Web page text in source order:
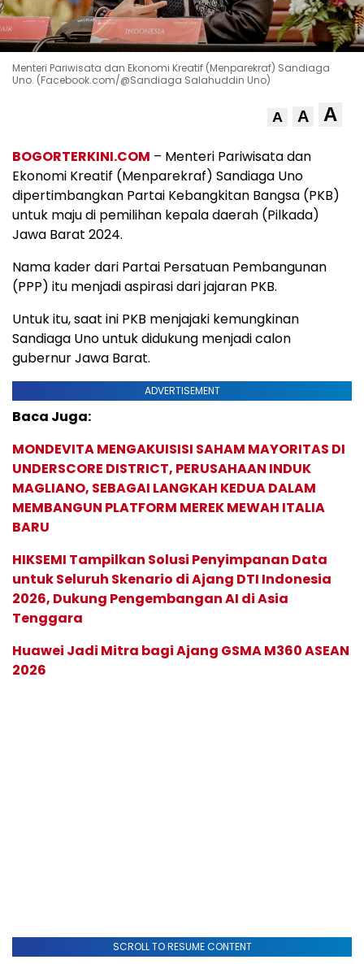
Menteri Pariwisata dan Ekonomi Kreatif (Menparekraf) Sandiaga
Uno. (Facebook.com/@Sandiaga Salahuddin Uno)
A A A
BOGORTERKINI.COM – Menteri Pariwisata dan
Ekonomi Kreatif (Menparekraf) Sandiaga Uno
dipertimbangkan Partai Kebangkitan Bangsa (PKB)
untuk maju di pemilihan kepala daerah (Pilkada)
Jawa Barat 2024.
Nama kader dari Partai Persatuan Pembangunan
(PPP) itu menjadi aspirasi dari jajaran PKB.
Untuk itu, saat ini PKB menjajaki kemungkinan
Sandiaga Uno untuk didukung menjadi calon
gubernur Jawa Barat.
ADVERTISEMENT
Baca Juga:
MONDEVITA MENGAKUISISI SAHAM MAYORITAS DI
UNDERSCORE DISTRICT, PERUSAHAAN INDUK
MAGLIANO, SEBAGAI LANGKAH KEDUA DALAM
MEMBANGUN PLATFORM MEREK MEWAH ITALIA
BARU
HIKSEMI Tampilkan Solusi Penyimpanan Data
untuk Seluruh Skenario di Ajang DTI Indonesia
2026, Dukung Pengembangan AI di Asia
Tenggara
Huawei Jadi Mitra bagi Ajang GSMA M360 ASEAN
2026
SCROLL TO RESUME CONTENT